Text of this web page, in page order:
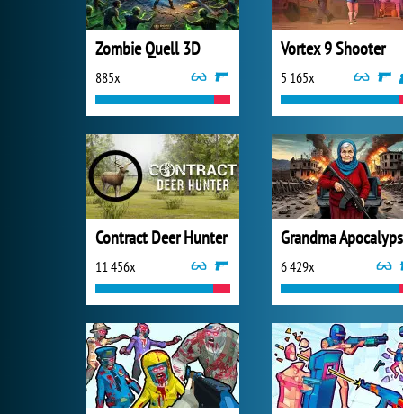
Zombie Quell 3D
885x
Vortex 9 Shooter
5 165x
Contract Deer Hunter
11 456x
Grandma
6 429x